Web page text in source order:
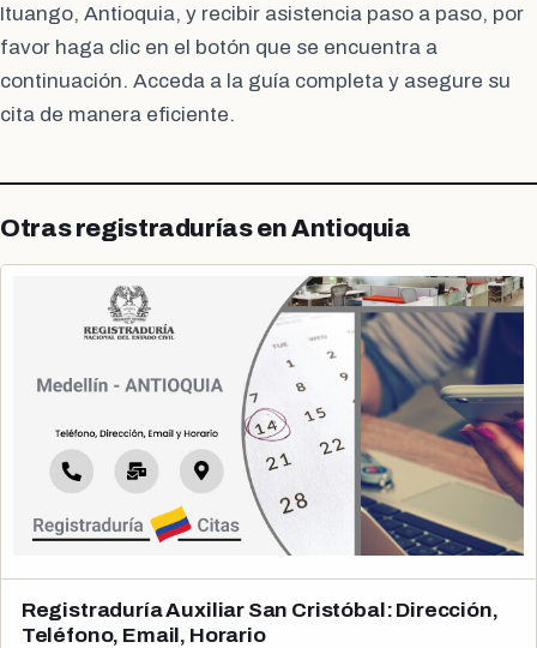
Ituango, Antioquia, y recibir asistencia paso a paso, por
favor haga clic en el botón que se encuentra a
continuación. Acceda a la guía completa y asegure su
cita de manera eficiente.
Otras registradurías en Antioquia
Registraduría Auxiliar San Cristóbal: Dirección,
Teléfono, Email, Horario